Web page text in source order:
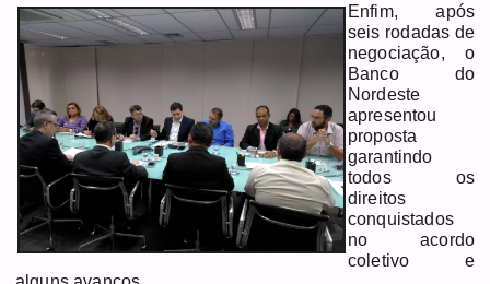
Enfim, após
seis rodadas de
negociação, o
Banco do
Nordeste
apresentou
proposta
garantindo
todos os
direitos
conquistados
no acordo
coletivo e